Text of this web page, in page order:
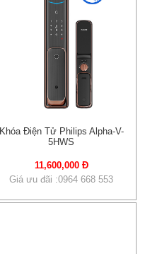
Khóa Điện Tử Philips Alpha-V-
5HWS
11,600,000 Đ
Giá ưu đãi :0964 668 553